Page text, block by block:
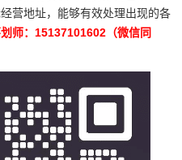
营地址，能够有效处理出现的各
师：15137101602（微信同